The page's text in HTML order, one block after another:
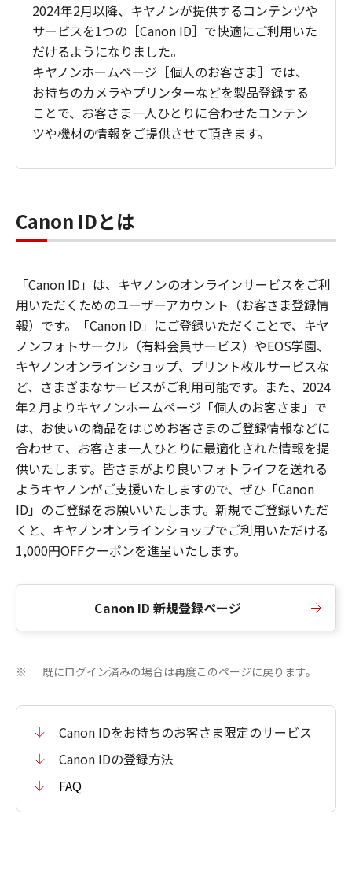
2024年2月以降、キヤノンが提供するコンテンツや
サービスを1つの［Canon ID］で快適にご利用いた
だけるようになりました。
キヤノンホームページ［個人のお客さま］では、
お持ちのカメラやプリンターなどを製品登録する
ことで、お客さま一人ひとりに合わせたコンテン
ツや機材の情報をご提供させて頂きます。
Canon IDとは
「Canon ID」は、キヤノンのオンラインサービスをご利
用いただくためのユーザーアカウント（お客さま登録情
報）です。「Canon ID」にご登録いただくことで、キヤ
ノンフォトサークル（有料会員サービス）やEOS学園、
キヤノンオンラインショップ、プリント枚ルサービスな
ど、さまざまなサービスがご利用可能です。また、2024
年2 月よりキヤノンホームページ「個人のお客さま」で
は、お使いの商品をはじめお客さまのご登録情報などに
合わせて、お客さま一人ひとりに最適化された情報を提
供いたします。皆さまがより良いフォトライフを送れる
ようキヤノンがご支援いたしますので、ぜひ「Canon
ID」のご登録をお願いいたします。新規でご登録いただ
くと、キヤノンオンラインショップでご利用いただける
1,000円OFFクーポンを進呈いたします。
Canon ID 新規登録ページ
※ 既にログイン済みの場合は再度このページに戻ります。
Canon IDをお持ちのお客さま限定のサービス
Canon IDの登録方法
FAQ